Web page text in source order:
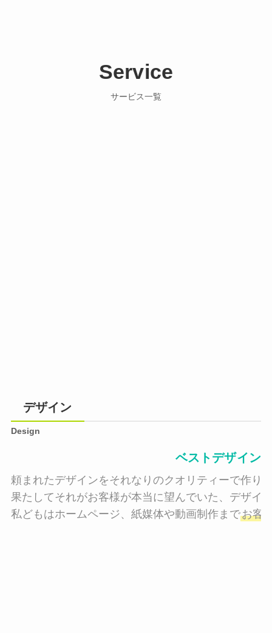
Service
サービス一覧
デザイン
Design
ベストデザイン
頼まれたデザインをそれなりのクオリティーで作り
果たしてそれがお客様が本当に望んでいた、デザイ
私どもはホームページ、紙媒体や動画制作までお客